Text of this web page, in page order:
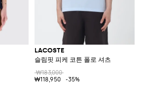
LACOSTE
슬림핏 피케 코튼 폴로 셔츠
₩183,000
₩118,950
-35%